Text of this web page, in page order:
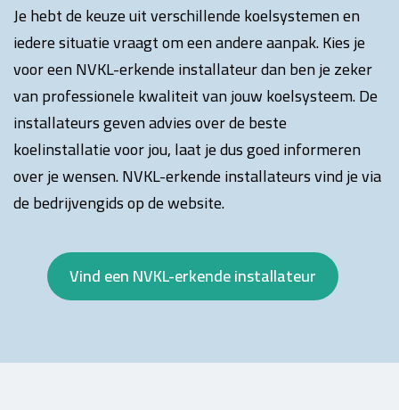
Je hebt de keuze uit verschillende koelsystemen en
iedere situatie vraagt om een andere aanpak. Kies je
voor een NVKL-erkende installateur dan ben je zeker
van professionele kwaliteit van jouw koelsysteem. De
installateurs geven advies over de beste
koelinstallatie voor jou, laat je dus goed informeren
over je wensen. NVKL-erkende installateurs vind je via
de bedrijvengids op de website.
Vind een NVKL-erkende installateur